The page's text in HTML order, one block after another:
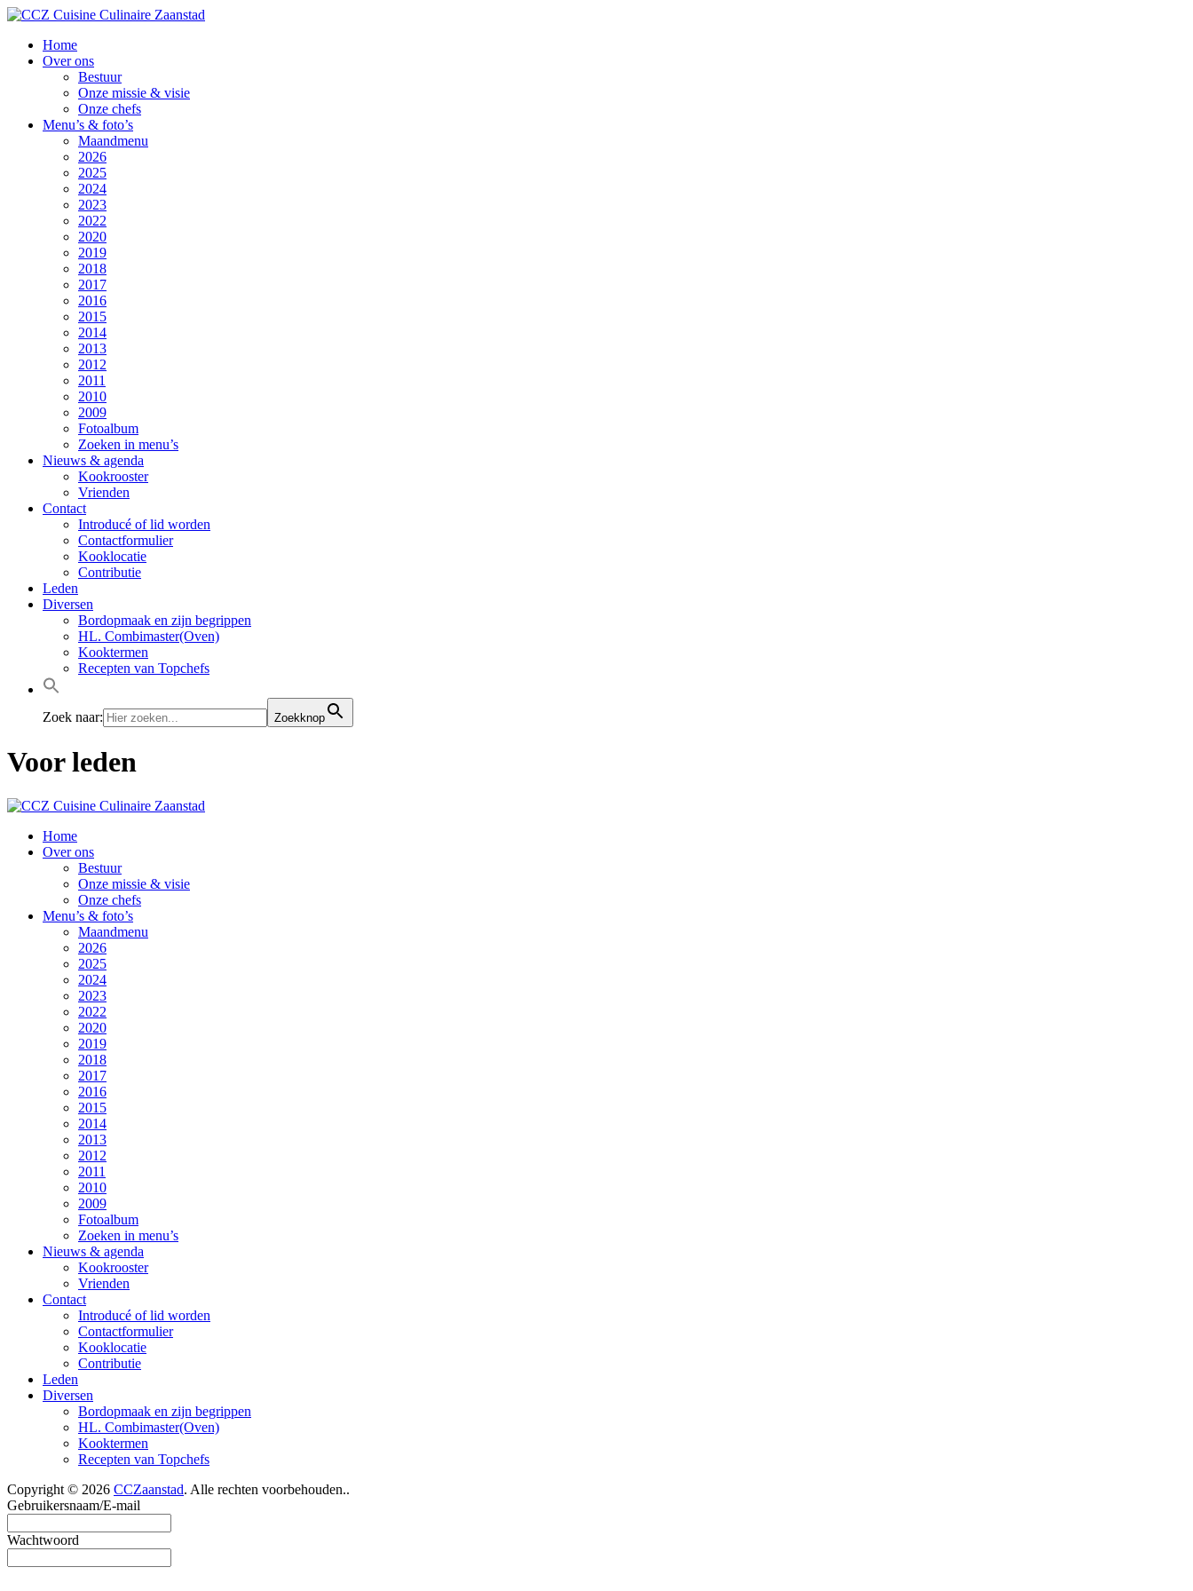
Home
Over ons
Bestuur
Onze missie & visie
Onze chefs
Menu’s & foto’s
Maandmenu
2026
2025
2024
2023
2022
2020
2019
2018
2017
2016
2015
2014
2013
2012
2011
2010
2009
Fotoalbum
Zoeken in menu’s
Nieuws & agenda
Kookrooster
Vrienden
Contact
Introducé of lid worden
Contactformulier
Kooklocatie
Contributie
Leden
Diversen
Bordopmaak en zijn begrippen
HL. Combimaster(Oven)
Kooktermen
Recepten van Topchefs
Zoek naar: Zoekknop
Voor leden
Home
Over ons
Bestuur
Onze missie & visie
Onze chefs
Menu’s & foto’s
Maandmenu
2026
2025
2024
2023
2022
2020
2019
2018
2017
2016
2015
2014
2013
2012
2011
2010
2009
Fotoalbum
Zoeken in menu’s
Nieuws & agenda
Kookrooster
Vrienden
Contact
Introducé of lid worden
Contactformulier
Kooklocatie
Contributie
Leden
Diversen
Bordopmaak en zijn begrippen
HL. Combimaster(Oven)
Kooktermen
Recepten van Topchefs
Copyright © 2026 CCZaanstad. Alle rechten voorbehouden..
Gebruikersnaam/E-mail
Wachtwoord